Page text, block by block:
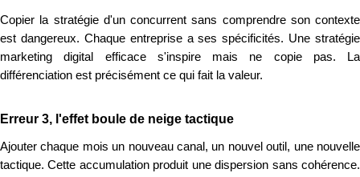
Copier la stratégie d'un concurrent sans comprendre son contexte
est dangereux. Chaque entreprise a ses spécificités. Une stratégie
marketing digital efficace s'inspire mais ne copie pas. La
différenciation est précisément ce qui fait la valeur.
Erreur 3, l'effet boule de neige tactique
Ajouter chaque mois un nouveau canal, un nouvel outil, une nouvelle
tactique. Cette accumulation produit une dispersion sans cohérence.